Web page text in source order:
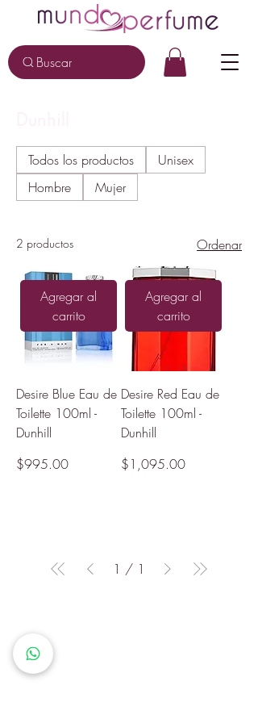
Buscar
Todos los productos
Unisex
Hombre
Mujer
2 productos Ordenar
Agregar al
carrito
Desire Blue Eau de
Toilette 100ml -
Dunhill
Precio
$995.00
Agregar al
carrito
Desire Red Eau de
Toilette 100ml -
Dunhill
Precio
$1,095.00
1 / 1
Queremos que cada cliente
sienta que en Mundo Perfume